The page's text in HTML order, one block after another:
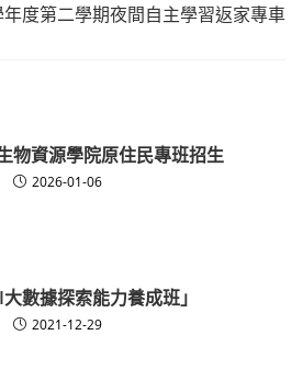
年度第二學期夜間自主學習返家專車
物資源學院原住民專班招生
2026-01-06
大數據探索能力養成班」
2021-12-29